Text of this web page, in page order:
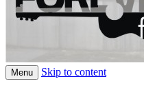
Menu Skip to content